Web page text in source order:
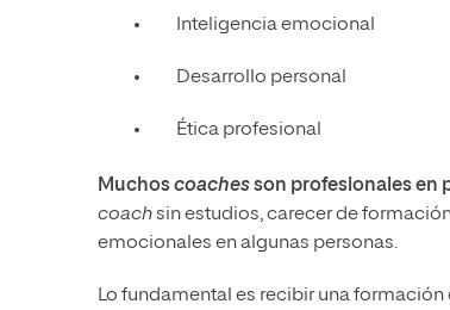
Inteligencia emocional
Desarrollo personal
Ética profesional
Muchoscoachesson profesionales en
coachsin estudios, carecer de
emocionales en algunas personas.
Lo fundamental es recibir una formación